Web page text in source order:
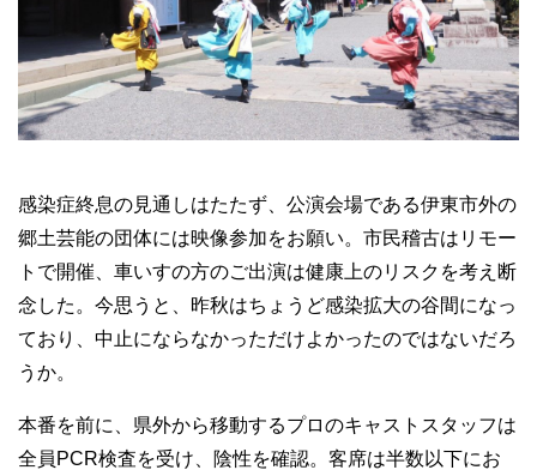
感染症終息の見通しはたたず、公演会場である伊東市外の
郷土芸能の団体には映像参加をお願い。市民稽古はリモー
トで開催、車いすの方のご出演は健康上のリスクを考え断
念した。今思うと、昨秋はちょうど感染拡大の谷間になっ
ており、中止にならなかっただけよかったのではないだろ
うか。
本番を前に、県外から移動するプロのキャストスタッフは
全員PCR検査を受け、陰性を確認。客席は半数以下にお